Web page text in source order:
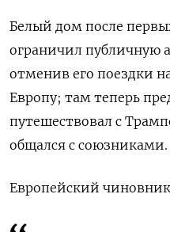
Белый дом после
ограничил публичную
отменив его поездки
Европу; там теперь
путешествовал с
общался с союзниками.
Европейский